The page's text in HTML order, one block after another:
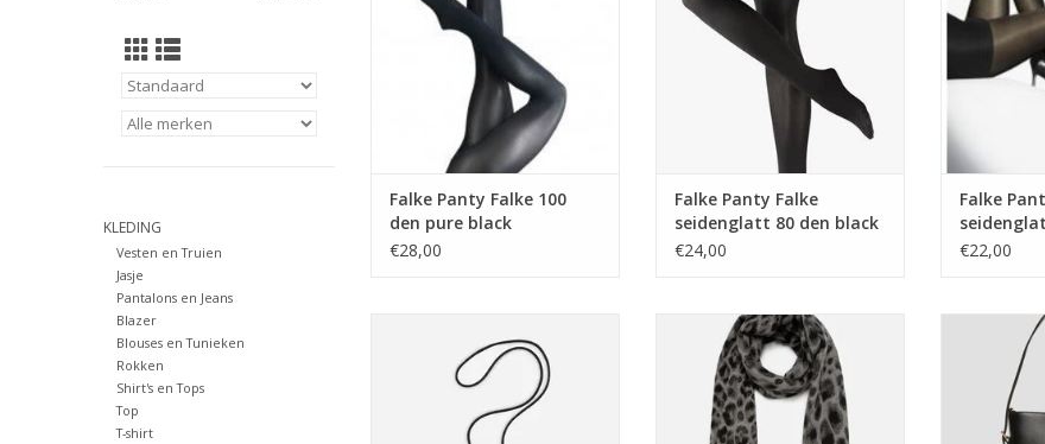
KLEDING
Vesten en Truien
Jasje
Pantalons en Jeans
Blazer
Blouses en Tunieken
Rokken
Shirt's en Tops
Top
T-shirt
Falke Panty Falke 100
den pure black
€28,00
Falke Panty Falke
seidenglatt 80 den black
€24,00
Falke
€22,00
Black
TOEVOEGEN AAN WINKELWAGEN
PENNYBLACK Shawl Pomezia
Print Antra
TOEVOEGEN AAN WINKELWAGEN